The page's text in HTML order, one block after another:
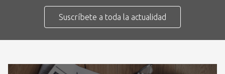
Suscríbete a toda la actualidad